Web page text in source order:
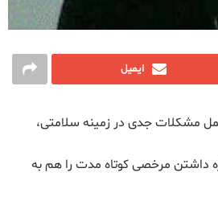
ایمیل
وجود تحمل مشکلات جدی در زمینه سلامتی،
داشتن مرخصی کوتاه مدت را هم به